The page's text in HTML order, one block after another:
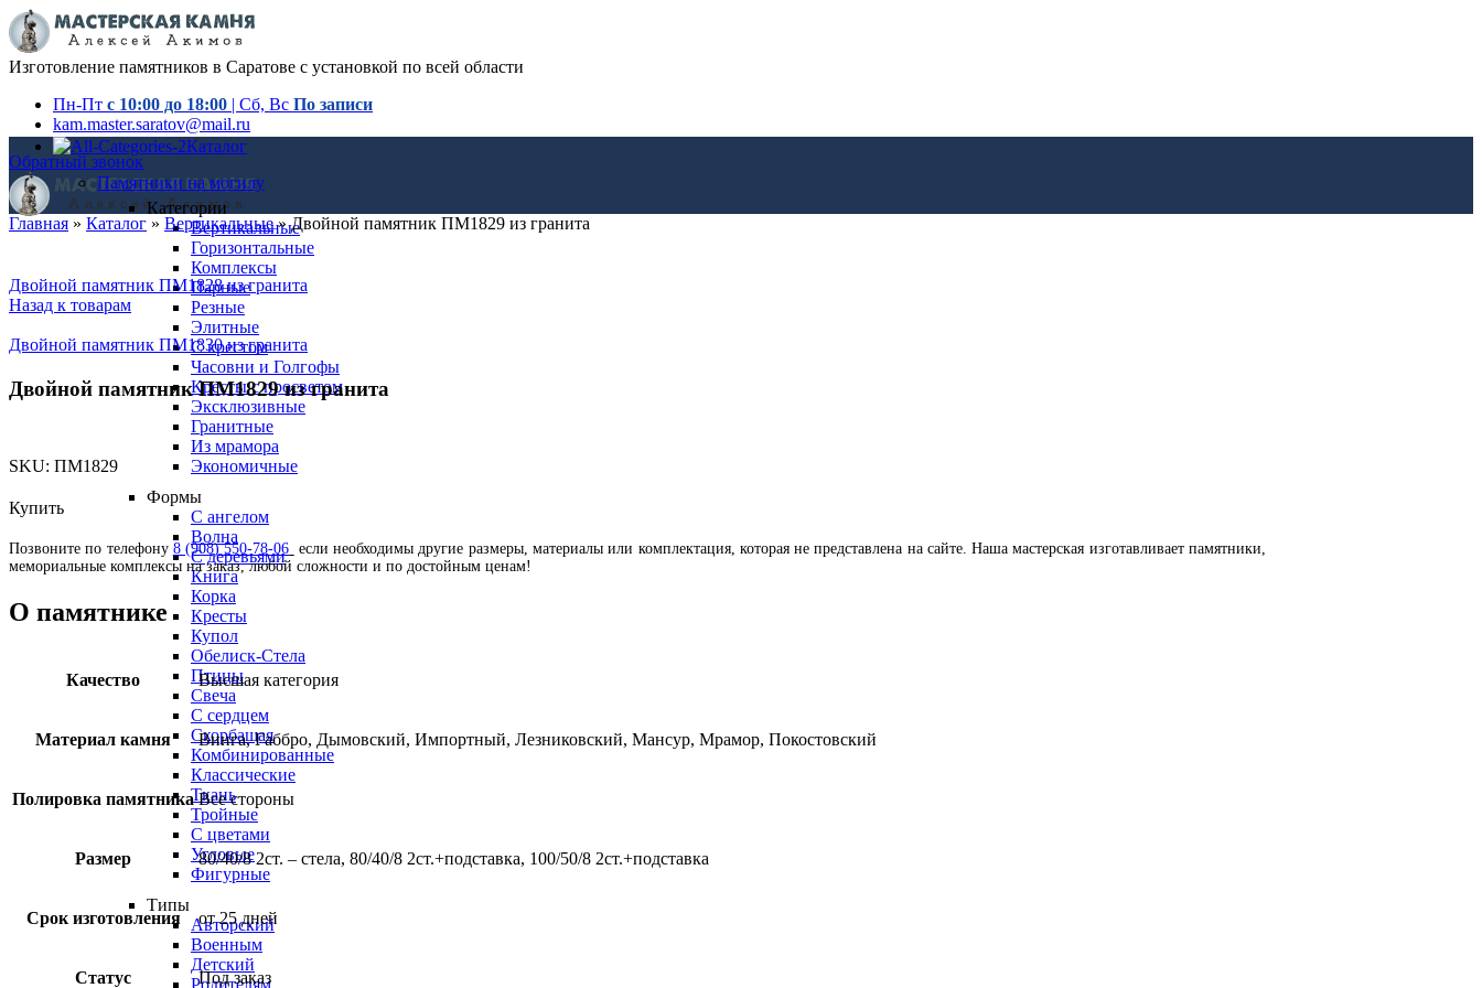
Изготовление памятников в Саратове с установкой по всей области
Пн-Пт с 10:00 до 18:00 | Сб, Вс По записи
kam.master.saratov@mail.ru
Обратный звонок
Каталог
Памятники на могилу
Категории
Вертикальные
Горизонтальные
Комплексы
Парные
Резные
Элитные
С крестом
Часовни и Голгофы
Кресты с просветом
Эксклюзивные
Гранитные
Из мрамора
Экономичные
Формы
С ангелом
Волна
С деревьями
Книга
Корка
Кресты
Купол
Обелиск-Стела
Птицы
Свеча
С сердцем
Скорбащая
Комбинированные
Классические
Ткань
Тройные
С цветами
Угловые
Фигурные
Типы
Авторский
Военным
Детский
Родителям
Главная » Каталог » Вертикальные»Двойной памятник ПМ1829 из гранита
Двойной памятник ПМ1828 из гранита
Назад к товарам
Двойной памятник ПМ1830 из гранита
Двойной памятник ПМ1829 из гранита
SKU: ПМ1829
Купить
Позвоните по телефону 8 (908) 550-78-06 если необходимы другие размеры, материалы или комплектация, которая не представлена на сайте. Наша мастерская изготавливает памятники,
мемориальные комплексы на заказ, любой сложности и по достойным ценам!
О памятнике
Качество Высшая категория
Материал камня Винга, Габбро, Дымовский, Импортный, Лезниковский, Мансур, Мрамор, Покостовский
Полировка памятника Все стороны
Размер 80/40/8 2ст. – стела, 80/40/8 2ст.+подставка, 100/50/8 2ст.+подставка
Срок изготовления от 25 дней
Статус Под заказ